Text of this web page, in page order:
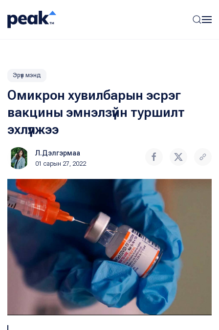
Эрүүл мэнд
Омикрон хувилбарын эсрэг
вакцины эмнэлзүйн туршилт
эхлүүлжээ
Л.Дэлгэрмаа
01 сарын 27, 2022